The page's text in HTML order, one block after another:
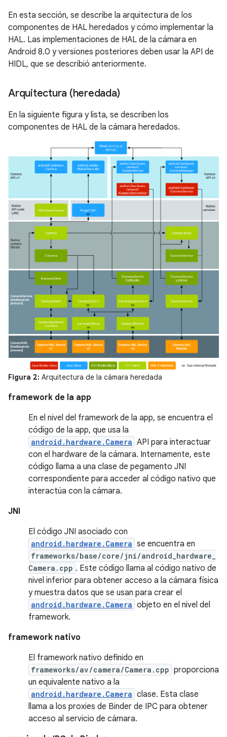
En esta sección, se describe la arquitectura de los
componentes de HAL heredados y cómo implementar la
HAL. Las implementaciones de HAL de la cámara en
Android 8.0 y versiones posteriores deben usar la API de
HIDL, que se describió anteriormente.
Arquitectura (heredada)
En la siguiente figura y lista, se describen los
componentes de HAL de la cámara heredados.
Figura 2: Arquitectura de la cámara heredada
framework de la app
En el nivel del framework de la app, se encuentra el
código de la app, que usa la
android.hardware.Camera API para interactuar
con el hardware de la cámara. Internamente, este
código llama a una clase de pegamento JNI
correspondiente para acceder al código nativo que
interactúa con la cámara.
JNI
El código JNI asociado con
android.hardware.Camera se encuentra en
frameworks/base/core/jni/android_hardware_
Camera.cpp . Este código llama al código nativo de
nivel inferior para obtener acceso a la cámara física
y muestra datos que se usan para crear el
android.hardware.Camera objeto en el nivel del
framework.
framework nativo
El framework nativo definido en
frameworks/av/camera/Camera.cpp proporciona
un equivalente nativo a la
android.hardware.Camera clase. Esta clase
llama a los proxies de Binder de IPC para obtener
acceso al servicio de cámara.